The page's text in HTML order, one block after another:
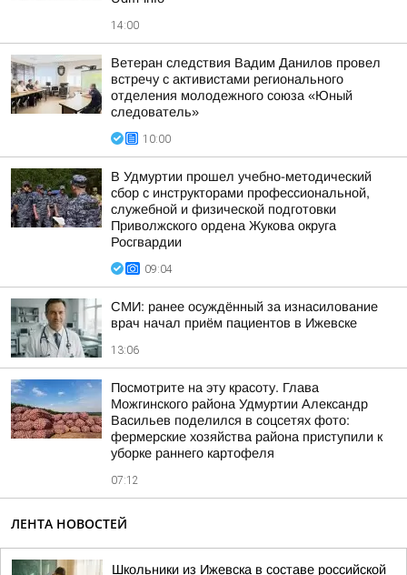
14:00
Ветеран следствия Вадим Данилов провел
встречу с активистами регионального
отделения молодежного союза «Юный
следователь»
10:00
В Удмуртии прошел учебно-методический
сбор с инструкторами профессиональной,
служебной и физической подготовки
Приволжского ордена Жукова округа
Росгвардии
09:04
СМИ: ранее осуждённый за изнасилование
врач начал приём пациентов в Ижевске
13:06
Посмотрите на эту красоту. Глава
Можгинского района Удмуртии Александр
Васильев поделился в соцсетях фото:
фермерские хозяйства района приступили к
уборке раннего картофеля
07:12
ЛЕНТА НОВОСТЕЙ
Школьники из Ижевска в составе российской